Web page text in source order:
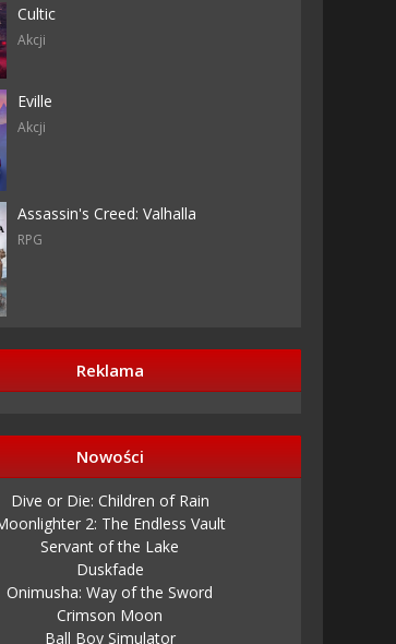
Cultic
Akcji
Eville
Akcji
Assassin's Creed: Valhalla
RPG
Reklama
Nowości
Dive or Die: Children of Rain
2: The Endless Vault
Servant of the Lake
Duskfade
Onimusha: Way of the Sword
Crimson Moon
Ball Boy Simulator